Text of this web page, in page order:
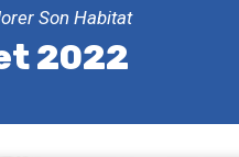
Son Habitat
2022